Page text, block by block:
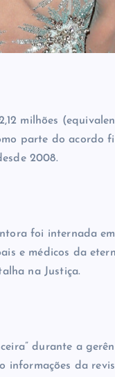
milhões
parte do acordo
2008.
foi internada
e médicos da
na Justiça.
durante a
da